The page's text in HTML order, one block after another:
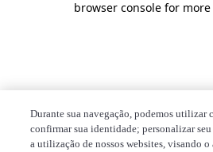
browser console for
Durante sua navegação, podemos utilizar
confirmar sua identidade; personalizar seu
a utilização de nossos websites, visando